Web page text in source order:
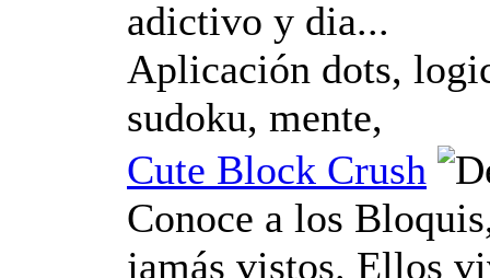
adictivo y dia...
Aplicación dots,
sudoku, mente,
Cute Block Crush
Conoce a los
jamás vistos. Ellos